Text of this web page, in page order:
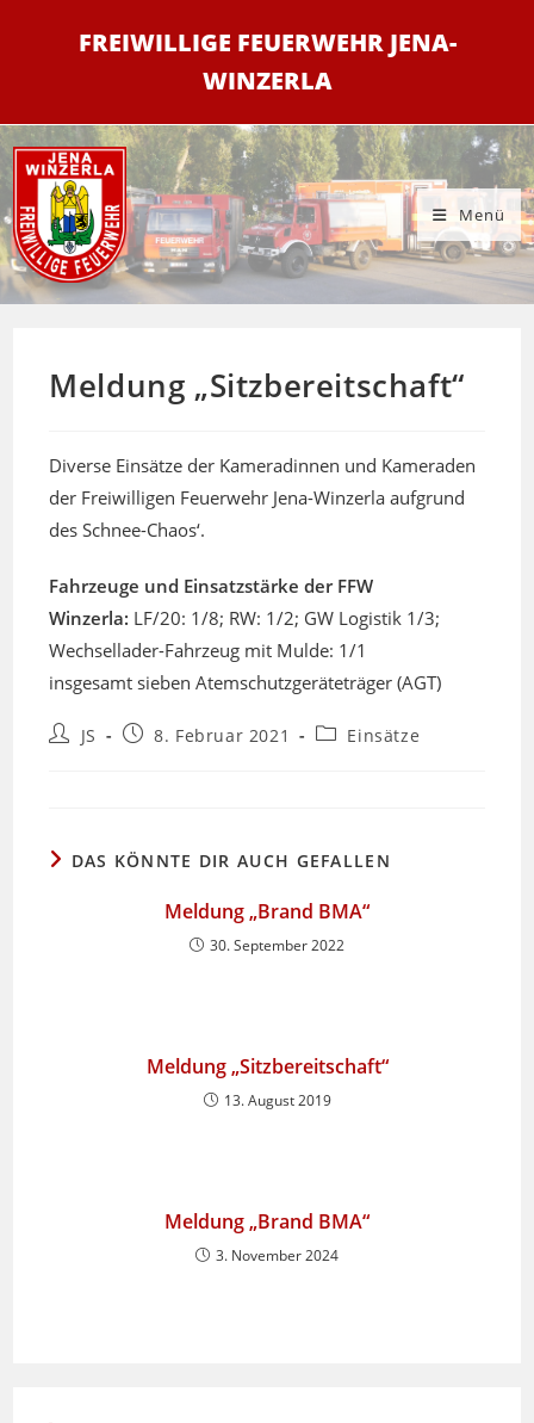
FREIWILLIGE FEUERWEHR JENA-
WINZERLA
Menü
Meldung „Sitzbereitschaft“
Diverse Einsätze der Kameradinnen und Kameraden
der Freiwilligen Feuerwehr Jena-Winzerla aufgrund
des Schnee-Chaos‘.
Fahrzeuge und Einsatzstärke der FFW
Winzerla: LF/20: 1/8; RW: 1/2; GW Logistik 1/3;
Wechsellader-Fahrzeug mit Mulde: 1/1
insgesamt sieben Atemschutzgeräteträger (AGT)
Beitrags-
JS
Beitrag8. Februar 2021
Beitrags-
Einsätze
DAS KÖNNTE DIR AUCH GEFALLEN
Meldung „Brand BMA“
30. September 2022
Meldung „Sitzbereitschaft“
13. August 2019
Meldung „Brand BMA“
3. November 2024